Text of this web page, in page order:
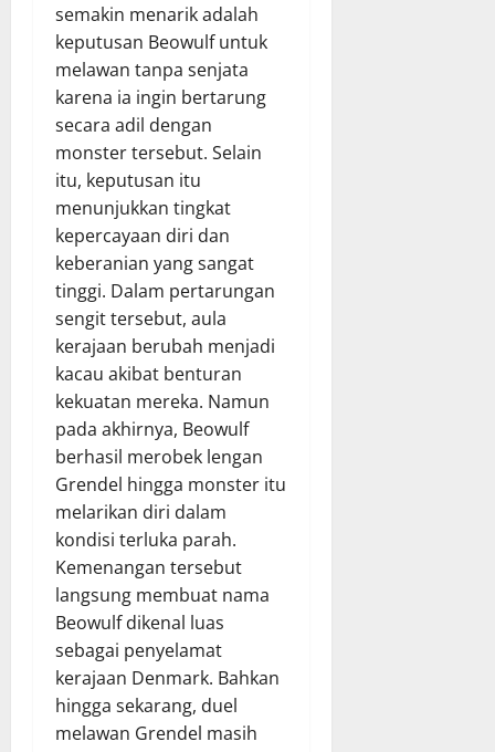
semakin menarik adalah
keputusan Beowulf untuk
melawan tanpa senjata
karena ia ingin bertarung
secara adil dengan
monster tersebut. Selain
itu, keputusan itu
menunjukkan tingkat
kepercayaan diri dan
keberanian yang sangat
tinggi. Dalam pertarungan
sengit tersebut, aula
kerajaan berubah menjadi
kacau akibat benturan
kekuatan mereka. Namun
pada akhirnya, Beowulf
berhasil merobek lengan
Grendel hingga monster itu
melarikan diri dalam
kondisi terluka parah.
Kemenangan tersebut
langsung membuat nama
Beowulf dikenal luas
sebagai penyelamat
kerajaan Denmark. Bahkan
hingga sekarang, duel
melawan Grendel masih